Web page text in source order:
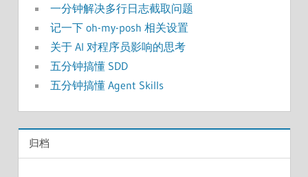
一分钟解决多行日志截取问题
记一下 oh-my-posh 相关设置
关于 AI 对程序员影响的思考
五分钟搞懂 SDD
五分钟搞懂 Agent Skills
归档